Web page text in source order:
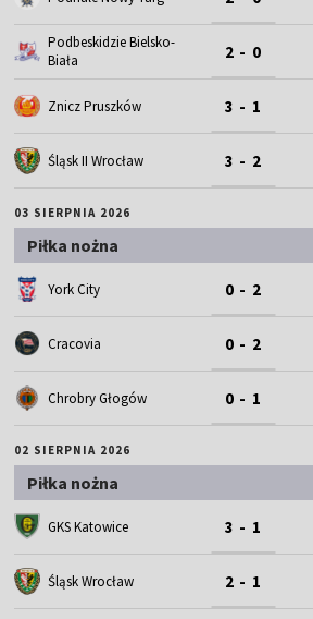
Podbeskidzie Bielsko-
Biała
2 - 0
Znicz Pruszków 3 - 1
Śląsk II Wrocław 3 - 2
03 SIERPNIA 2026
Piłka nożna
York City 0 - 2
Cracovia 0 - 2
Chrobry Głogów 0 - 1
02 SIERPNIA 2026
Piłka nożna
GKS Katowice 3 - 1
Śląsk Wrocław 2 - 1